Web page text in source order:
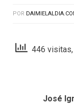
POR
446
José